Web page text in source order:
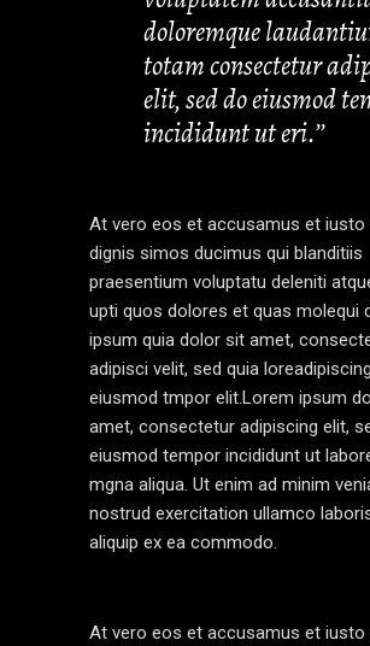
doloremque
totam consectetur
elit, sed do eiusmod
incididunt ut eri.’’
At vero eos et accusamus et iusto
dignis simos ducimus qui blanditiis
praesentium voluptatu deleniti
upti quos dolores et quas molequi
ipsum quia dolor sit amet,
adipisci velit, sed quia
eiusmod tmpor elit.Lorem ipsum
amet, consectetur adipiscing elit,
eiusmod tempor incididunt ut
mgna aliqua. Ut enim ad minim
nostrud exercitation ullamco
aliquip ex ea commodo.
At vero eos et accusamus et iusto